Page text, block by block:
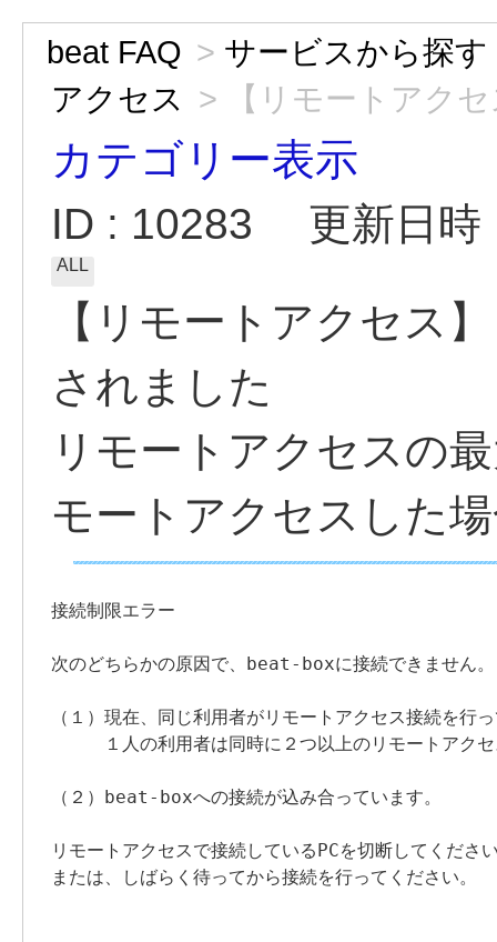
beat FAQ > サービスから探す
アクセス > 【リモートアク
カテゴリー表示
ID : 10283
更新日時
ALL
【リモートアクセス
されました
リモートアクセスの
モートアクセスした
接続制限エラー
次のどちらかの原因で、beat-boxに接続できません。
（１）現在、同じ利用者がリモートアクセス接続を行
１人の利用者は同時に２つ以上のリモートアクセ
（２）beat-boxへの接続が込み合っています。
リモートアクセスで接続しているPCを切断してくださ
または、しばらく待ってから接続を行ってください。